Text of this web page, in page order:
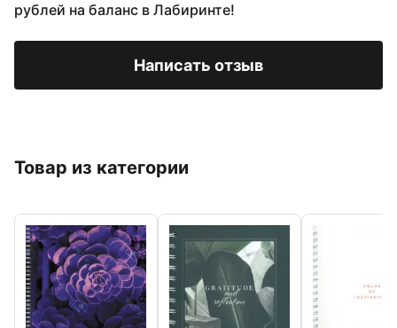
рублей на баланс в Лабиринте!
Написать отзыв
Товар из категории